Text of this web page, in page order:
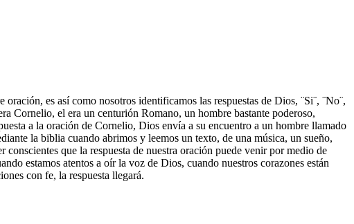
es así como nosotros identificamos las respuestas de Dios, ¨Si¨, ¨No¨,
Cornelio, el era un centurión Romano, un hombre bastante poderoso,
a la oración de Cornelio, Dios envía a su encuentro a un hombre llamado
la biblia cuando abrimos y leemos un texto, de una música, un sueño,
que la respuesta de nuestra oración puede venir por medio de
estamos atentos a oír la voz de Dios, cuando nuestros corazones están
con fe, la respuesta llegará.